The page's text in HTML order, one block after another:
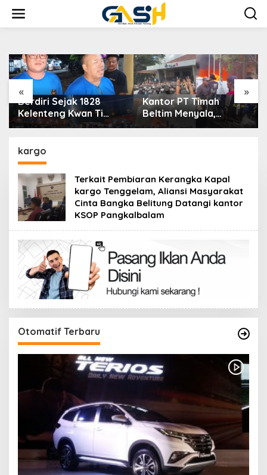
konten
« »
Kantor PT Timah
Beltim Menyala,
Ribuan Penambang
Jangan Tutup Mata
Dekranasda Bangka
Selatan Gelar TikTok
Video Competition
kargo
Terkait Pembiaran Kerangka Kapal
kargo Tenggelam, Aliansi Masyarakat
Cinta Bangka Belitung Datangi kantor
KSOP Pangkalbalam
Otomatif Terbaru